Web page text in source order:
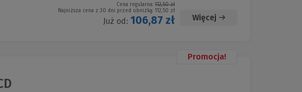
Cena regularna: 112,50 zł
Najniższa cena z 30 dni przed obniżką: 112,50 zł
Już od: 106,87 zł Więcej
Promocja!